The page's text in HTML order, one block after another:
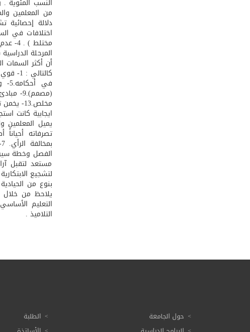
اختلافات في
أن أكثر السمات
مستعد لتقبل
لتشجيع
يلاحظ من خلال
التعليم
التلاميذ .
حول الجامعة
الطلبة